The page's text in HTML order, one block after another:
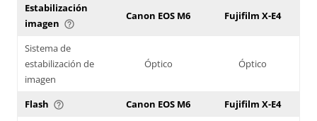
Estabilización
imagen help_outline
Canon EOS M6 Fujifilm X-E4
Sistema de
estabilización de
imagen
Óptico Óptico
Flash help_outline Canon EOS M6
Fujifilm X-E4